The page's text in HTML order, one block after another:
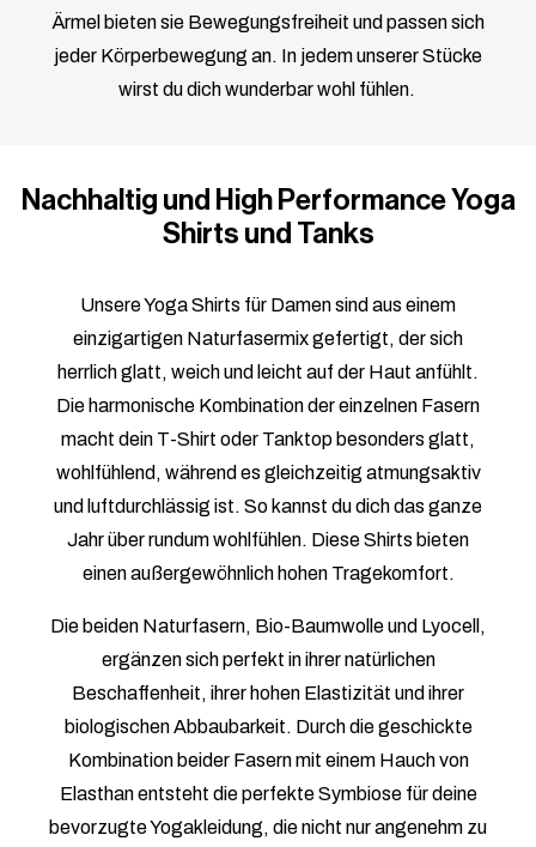
Ärmel bieten sie Bewegungsfreiheit und passen sich
jeder Körperbewegung an. In jedem unserer Stücke
wirst du dich wunderbar wohl fühlen.
Nachhaltig und High Performance Yoga
Shirts und Tanks
Unsere Yoga Shirts für Damen sind aus einem
einzigartigen Naturfasermix gefertigt, der sich
herrlich glatt, weich und leicht auf der Haut anfühlt.
Die harmonische Kombination der einzelnen Fasern
macht dein T-Shirt oder Tanktop besonders glatt,
wohlfühlend, während es gleichzeitig atmungsaktiv
und luftdurchlässig ist. So kannst du dich das ganze
Jahr über rundum wohlfühlen. Diese Shirts bieten
einen außergewöhnlich hohen Tragekomfort.
Die beiden Naturfasern, Bio-Baumwolle und Lyocell,
ergänzen sich perfekt in ihrer natürlichen
Beschaffenheit, ihrer hohen Elastizität und ihrer
biologischen Abbaubarkeit. Durch die geschickte
Kombination beider Fasern mit einem Hauch von
Elasthan entsteht die perfekte Symbiose für deine
bevorzugte Yogakleidung, die nicht nur angenehm zu